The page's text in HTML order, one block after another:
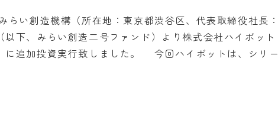
い創造機構（所在地：東京都渋谷区、代表取締役社長
以下、みらい創造二号ファンド）より株式会社ハイボッ
に追加投資実行致しました。 今回ハイボットは、シリ